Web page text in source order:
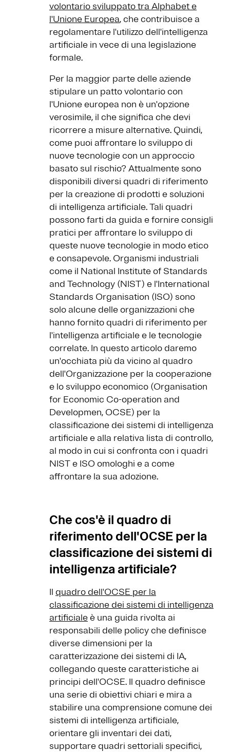
volontario sviluppato tra Alphabet e
l'Unione Europea, che contribuisce a
regolamentare l'utilizzo dell'intelligenza
artificiale in vece di una legislazione
formale.
Per la maggior parte delle aziende
stipulare un patto volontario con
l'Unione europea non è un'opzione
verosimile, il che significa che devi
ricorrere a misure alternative. Quindi,
come puoi affrontare lo sviluppo di
nuove tecnologie con un approccio
basato sul rischio? Attualmente sono
disponibili diversi quadri di riferimento
per la creazione di prodotti e soluzioni
di intelligenza artificiale. Tali quadri
possono farti da guida e fornire consigli
pratici per affrontare lo sviluppo di
queste nuove tecnologie in modo etico
e consapevole. Organismi industriali
come il National Institute of Standards
and Technology (NIST) e l'International
Standards Organisation (ISO) sono
solo alcune delle organizzazioni che
hanno fornito quadri di riferimento per
l'intelligenza artificiale e le tecnologie
correlate. In questo articolo daremo
un'occhiata più da vicino al quadro
dell'Organizzazione per la cooperazione
e lo sviluppo economico (Organisation
for Economic Co-operation and
Developmen, OCSE) per la
classificazione dei sistemi di intelligenza
artificiale e alla relativa lista di controllo,
al modo in cui si confronta con i quadri
NIST e ISO omologhi e a come
affrontare la sua adozione.
Che cos'è il quadro di
riferimento dell'OCSE per la
classificazione dei sistemi di
intelligenza artificiale?
Il quadro dell'OCSE per la
classificazione dei sistemi di intelligenza
artificialeè una guida rivolta ai
responsabili delle policy che definisce
diverse dimensioni per la
caratterizzazione dei sistemi di IA,
collegando queste caratteristiche ai
principi dell'OCSE. Il quadro definisce
una serie di obiettivi chiari e mira a
stabilire una comprensione comune dei
sistemi di intelligenza artificiale,
orientare gli inventari dei dati,
supportare quadri settoriali specifici,